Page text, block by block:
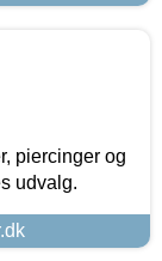
piercinger og
udvalg.